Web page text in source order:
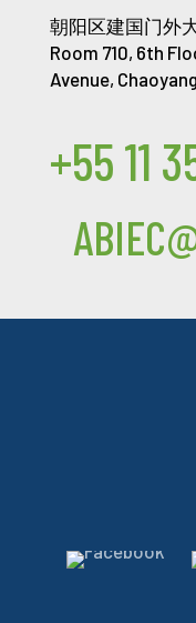
朝阳区建国门外
Room 710, 6th
Avenue,
+55 11